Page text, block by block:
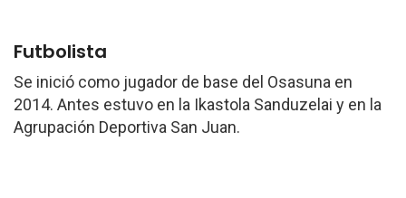
Futbolista
Se inició como jugador de base del Osasuna en
2014. Antes estuvo en la Ikastola Sanduzelai y en la
Agrupación Deportiva San Juan.